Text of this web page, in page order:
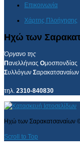
Επικοινωνία
Χάρτης Πλοήγησης
Ηχώ των
Όργανο της
Πανελλήνιας Ομοσπονδίας
Συλλόγων Σαρακατσαναίων
τηλ. 2310-840830
Ηχώ των Σαρακατσαναίων
Scroll to Top